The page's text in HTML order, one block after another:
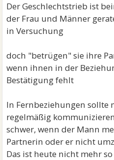
Der Geschlechtstrieb ist
der Frau und Männer
in Versuchung
doch "betrügen" sie ihre
wenn ihnen in der
Bestätigung fehlt
In Fernbeziehungen sollte
regelmäßig
schwer, wenn der Mann
Partnerin oder er nicht
Das ist heute nicht mehr